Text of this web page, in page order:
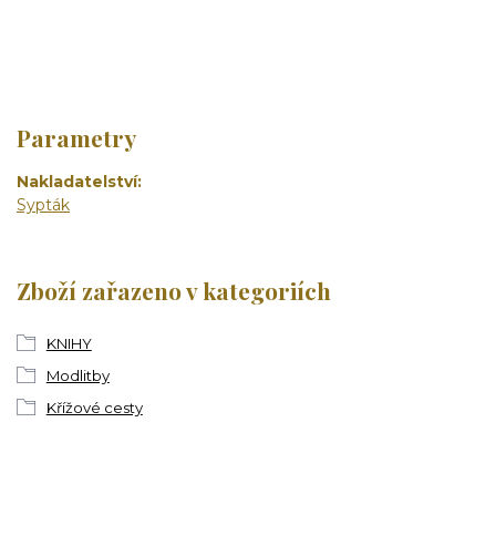
Parametry
Nakladatelství
Sypták
Zboží zařazeno v kategoriích
KNIHY
Modlitby
Křížové cesty